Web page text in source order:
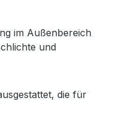
im Außenbereich
und
die für